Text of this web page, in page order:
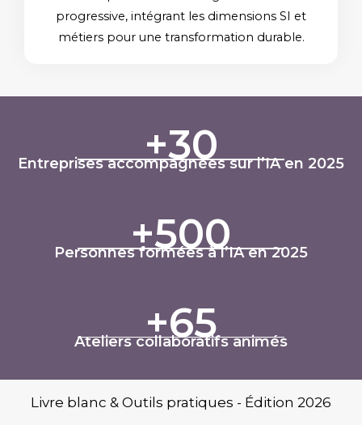
progressive, intégrant les dimensions SI et
métiers pour une transformation durable.
+30
Entreprises accompagnées sur l’IA en 2025
+500
Personnes formées à l’IA en 2025
+65
Ateliers collaboratifs animés
Livre blanc & Outils pratiques - Édition 2026